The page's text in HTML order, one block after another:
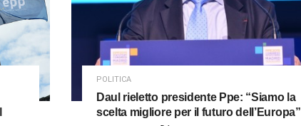
POLITICA
Daul rieletto presidente Ppe: “Siamo la
scelta migliore per il futuro dell’Europa”